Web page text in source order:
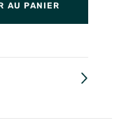
AU PANIER